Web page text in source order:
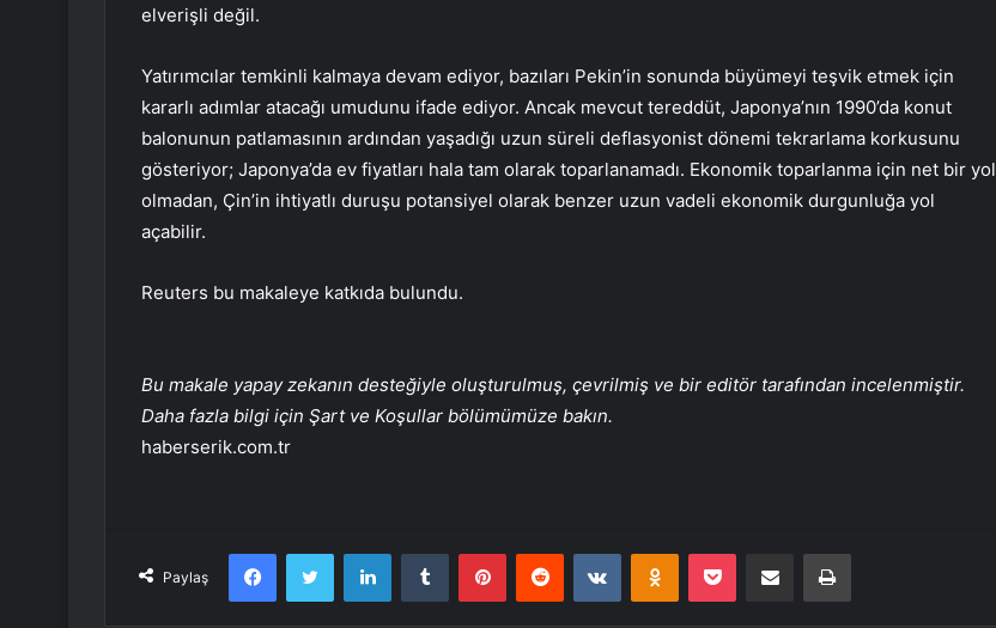
elverişli değil.
Yatırımcılar temkinli kalmaya devam ediyor, bazıları Pekin’in sonunda büyümeyi teşvik etmek için
kararlı adımlar atacağı umudunu ifade ediyor. Ancak mevcut tereddüt, Japonya’nın 1990’da konut
balonunun patlamasının ardından yaşadığı uzun süreli deflasyonist dönemi tekrarlama korkusunu
gösteriyor; Japonya’da ev fiyatları hala tam olarak toparlanamadı. Ekonomik toparlanma için net bir yol
olmadan, Çin’in ihtiyatlı duruşu potansiyel olarak benzer uzun vadeli ekonomik durgunluğa yol
açabilir.
Reuters bu makaleye katkıda bulundu.
Bu makale yapay zekanın desteğiyle oluşturulmuş, çevrilmiş ve bir editör tarafından incelenmiştir.
Daha fazla bilgi için Şart ve Koşullar bölümümüze bakın.
haberserik.com.tr
Paylaş
FacebookTwitter LinkedInTumblr PinterestReddit VKontakteOdnoklassniki
Pocket E-Posta ile paylaş Yazdır